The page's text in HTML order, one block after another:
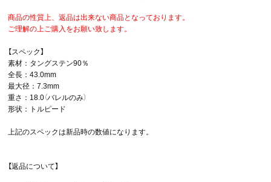
商品の性質上、返品は出来ない商品となっております。
ご理解の上ご購入をお願い致します。
【スペック】
素材：タングステン90％
全長：43.0mm
最大径：7.3mm
重さ：18.0（バレルのみ）
形状：トルピード
上記のスペックは新品時の数値になります。
【返品について】